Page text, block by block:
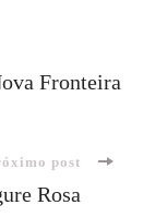
Fronteira
post
Rosa